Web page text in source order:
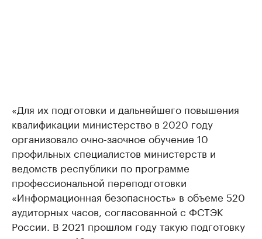
«Для их подготовки и дальнейшего повышения
квалификации министерство в 2020 году
организовало очно-заочное обучение 10
профильных специалистов министерств и
ведомств республики по программе
профессиональной переподготовки
«Информационная безопасность» в объеме 520
аудиторных часов, согласованной с ФСТЭК
России. В 2021 прошлом году такую подготовку